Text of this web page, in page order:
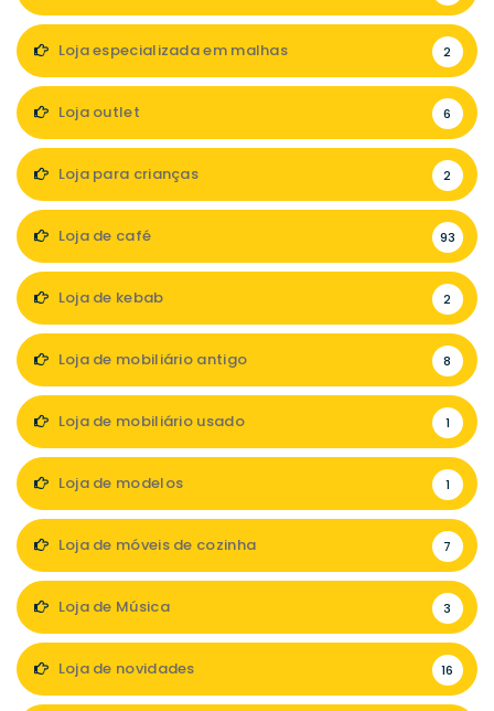
Loja especializada em malhas 2
Loja outlet 6
Loja para crianças 2
Loja de café 93
Loja de kebab 2
Loja de mobiliário antigo 8
Loja de mobiliário usado 1
Loja de modelos 1
Loja de móveis de cozinha 7
Loja de Música 3
Loja de novidades 16